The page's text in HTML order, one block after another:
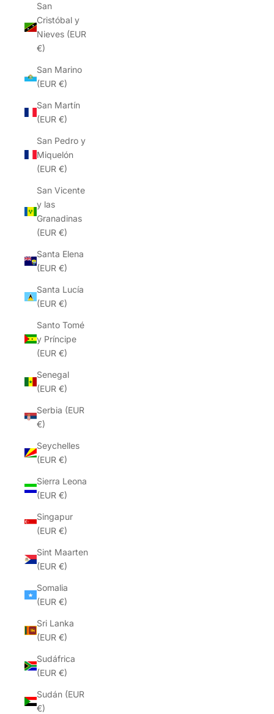
San
Cristóbal y
Nieves (EUR
€)
San Marino
(EUR €)
San Martín
(EUR €)
San Pedro y
Miquelón
(EUR €)
San Vicente
y las
Granadinas
(EUR €)
Santa Elena
(EUR €)
Santa Lucía
(EUR €)
Santo Tomé
y Príncipe
(EUR €)
Senegal
(EUR €)
Serbia (EUR
€)
Seychelles
(EUR €)
Sierra Leona
(EUR €)
Singapur
(EUR €)
Sint Maarten
(EUR €)
Somalia
(EUR €)
Sri Lanka
(EUR €)
Sudáfrica
(EUR €)
Sudán (EUR
€)